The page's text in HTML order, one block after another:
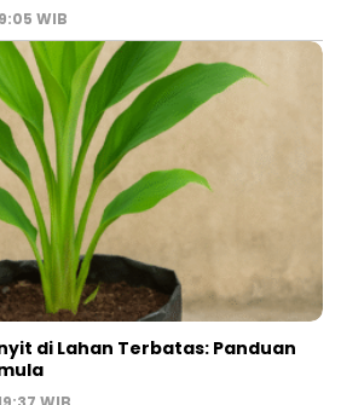
WIB
di Lahan Terbatas: Panduan